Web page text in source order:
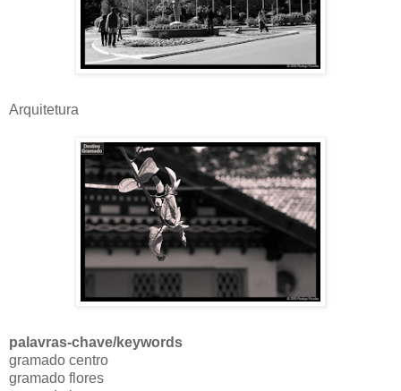
Arquitetura
palavras-chave/keywords
gramado centro
gramado flores